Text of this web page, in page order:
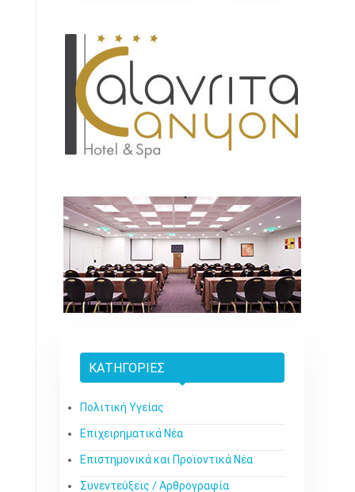
ΚΑΤΗΓΟΡΊΕΣ
Πολιτική Υγείας
Επιχειρηματικά Νέα
Επιστημονικά και Προϊοντικά Νέα
Συνεντεύξεις / Αρθρογραφία